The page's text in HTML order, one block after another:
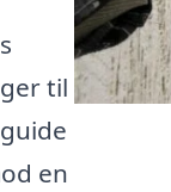
til
en